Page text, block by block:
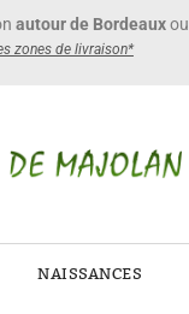
autour de Bordeauxou
zones de livraison*
NAISSANCES